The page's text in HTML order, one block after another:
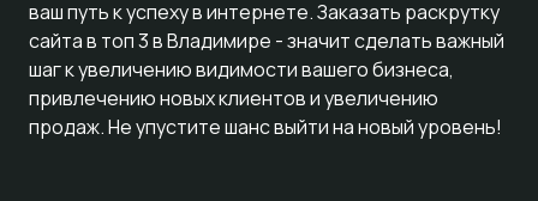
ваш путь к успеху в интернете. Заказать раскрутку
сайта в топ 3 в Владимире - значит сделать важный
шаг к увеличению видимости вашего бизнеса,
привлечению новых клиентов и увеличению
продаж. Не упустите шанс выйти на новый уровень!